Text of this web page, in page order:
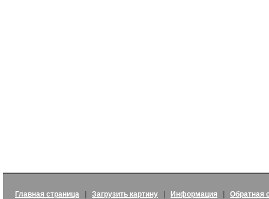
Главная страница Загрузить картину Информация
Обратная